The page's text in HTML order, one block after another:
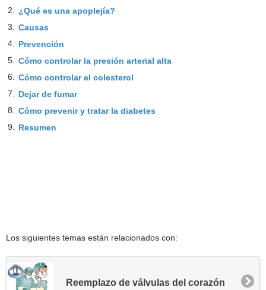
2. ¿Qué es una apoplejía?
3. Causas
4. Prevención
5. Cómo controlar la presión arterial alta
6. Cómo controlar el colesterol
7. Dejar de fumar
8. Cómo prevenir y tratar la diabetes
9. Resumen
Los siguientes temas están relacionados con:
Reemplazo de válvulas del corazón